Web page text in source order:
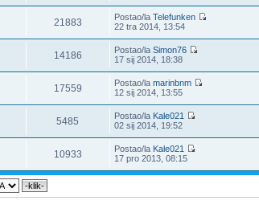
21883 Postao/laTelefunken
22 tra 2014, 13:54
14186 Postao/laSimon76
17 sij 2014, 18:38
17559 Postao/lamarinbnm
12 sij 2014, 13:55
5485 Postao/la Kale021
02 sij 2014, 19:52
10933 Postao/la Kale021
17 pro 2013, 08:15